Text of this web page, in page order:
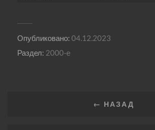
Опубликовано: 04.12.2023
Раздел: 2000-е
← НАЗАД